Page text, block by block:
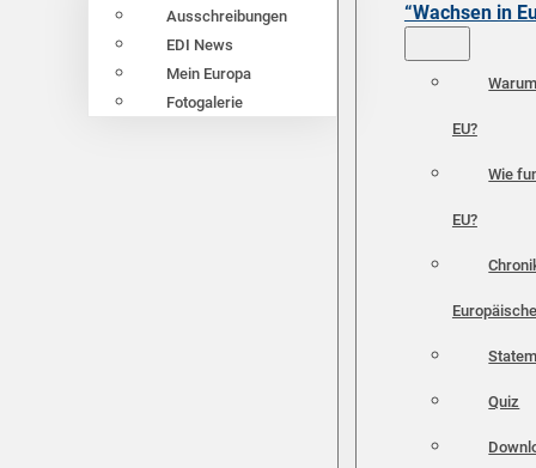
Ausschreibungen
EDI News
Mein Europa
Fotogalerie
“Wachsen in
EU?
Wie
EU?
Quiz